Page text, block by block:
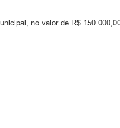
no valor de R$